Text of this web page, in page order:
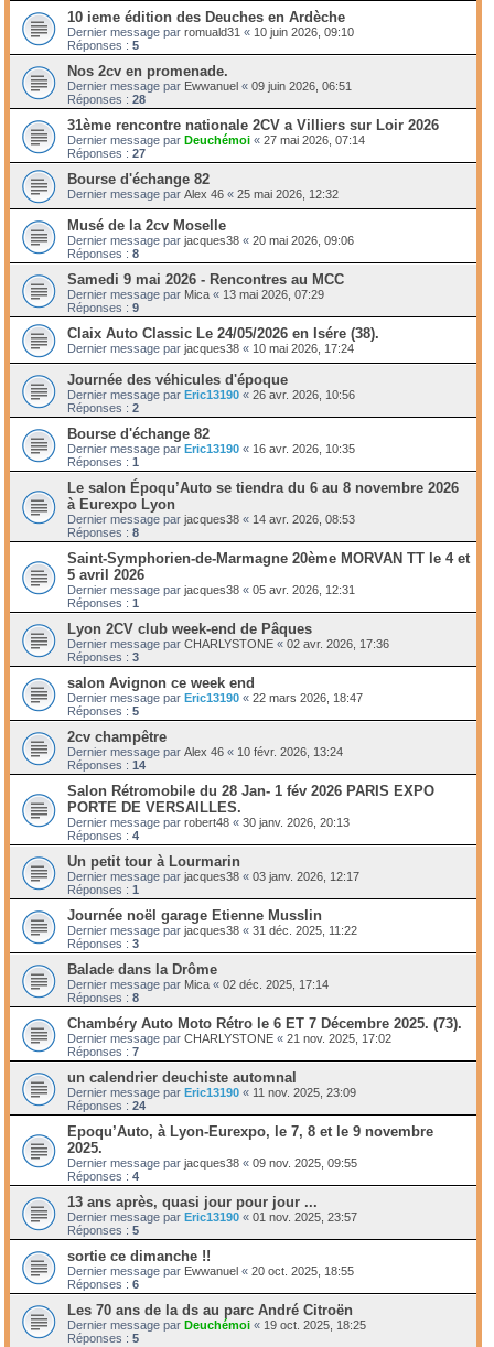
10 ieme édition des Deuches en Ardèche
Dernier message par romuald31 « 10 juin 2026, 09:10
Réponses : 5
Nos 2cv en promenade.
Dernier message par Ewwanuel « 09 juin 2026, 06:51
Réponses : 28
31ème rencontre nationale 2CV a Villiers sur Loir 2026
Dernier message par Deuchémoi « 27 mai 2026, 07:14
Réponses : 27
Bourse d'échange 82
Dernier message par Alex 46 « 25 mai 2026, 12:32
Musé de la 2cv Moselle
Dernier message par jacques38 « 20 mai 2026, 09:06
Réponses : 8
Samedi 9 mai 2026 - Rencontres au MCC
Dernier message par Mica « 13 mai 2026, 07:29
Réponses : 9
Claix Auto Classic Le 24/05/2026 en Isére (38).
Dernier message par jacques38 « 10 mai 2026, 17:24
Journée des véhicules d'époque
Dernier message par Eric13190 « 26 avr. 2026, 10:56
Réponses : 2
Bourse d'échange 82
Dernier message par Eric13190 « 16 avr. 2026, 10:35
Réponses : 1
Le salon Époqu’Auto se tiendra du 6 au 8 novembre 2026
à Eurexpo Lyon
Dernier message par jacques38 « 14 avr. 2026, 08:53
Réponses : 8
Saint-Symphorien-de-Marmagne 20ème MORVAN TT le 4 et
5 avril 2026
Dernier message par jacques38 « 05 avr. 2026, 12:31
Réponses : 1
Lyon 2CV club week-end de Pâques
Dernier message par CHARLYSTONE « 02 avr. 2026, 17:36
Réponses : 3
salon Avignon ce week end
Dernier message par Eric13190 « 22 mars 2026, 18:47
Réponses : 5
2cv champêtre
Dernier message par Alex 46 « 10 févr. 2026, 13:24
Réponses : 14
Salon Rétromobile du 28 Jan- 1 fév 2026 PARIS EXPO
PORTE DE VERSAILLES.
Dernier message par robert48 « 30 janv. 2026, 20:13
Réponses : 4
Un petit tour à Lourmarin
Dernier message par jacques38 « 03 janv. 2026, 12:17
Réponses : 1
Journée noël garage Etienne Musslin
Dernier message par jacques38 « 31 déc. 2025, 11:22
Réponses : 3
Balade dans la Drôme
Dernier message par Mica « 02 déc. 2025, 17:14
Réponses : 8
Chambéry Auto Moto Rétro le 6 ET 7 Décembre 2025. (73).
Dernier message par CHARLYSTONE « 21 nov. 2025, 17:02
Réponses : 7
un calendrier deuchiste automnal
Dernier message par Eric13190 « 11 nov. 2025, 23:09
Réponses : 24
Epoqu’Auto, à Lyon-Eurexpo, le 7, 8 et le 9 novembre
2025.
Dernier message par jacques38 « 09 nov. 2025, 09:55
Réponses : 4
13 ans après, quasi jour pour jour ...
Dernier message par Eric13190 « 01 nov. 2025, 23:57
Réponses : 5
sortie ce dimanche !!
Dernier message par Ewwanuel « 20 oct. 2025, 18:55
Réponses : 6
Les 70 ans de la ds au parc André Citroën
Dernier message par Deuchémoi « 19 oct. 2025, 18:25
Réponses : 5